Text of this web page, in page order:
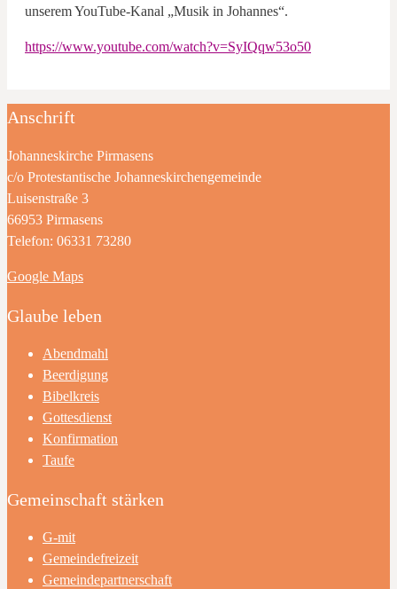
unserem YouTube-Kanal „Musik in Johannes“.
https://www.youtube.com/watch?v=SyIQqw53o50
Anschrift
Johanneskirche Pirmasens
c/o Protestantische Johanneskirchengemeinde
Luisenstraße 3
66953 Pirmasens
Telefon: 06331 73280
Google Maps
Glaube leben
Abendmahl
Beerdigung
Bibelkreis
Gottesdienst
Konfirmation
Taufe
Gemeinschaft stärken
G-mit
Gemeindefreizeit
Gemeindepartnerschaft